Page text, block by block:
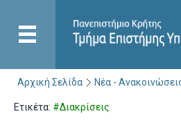
Αρχική Σελίδα Νέα -
Ετικέτα: #Διακρίσεις